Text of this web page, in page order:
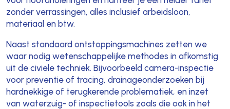
zonder verrassingen, alles inclusief arbeidsloon,
materiaal en btw.
Naast standaard ontstoppingsmachines zetten we
waar nodig wetenschappelijke methodes in afkomstig
uit de civiele techniek. Bijvoorbeeld camera-inspectie
voor preventie of tracing, drainageonderzoeken bij
hardnekkige of terugkerende problematiek, en inzet
van waterzuig- of inspectietools zoals die ook in het